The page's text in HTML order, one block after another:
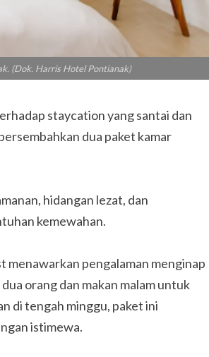
(Dok. Harris Hotel Pontianak)
staycation yang santai dan
dua paket kamar
hidangan lezat, dan
kemewahan.
menawarkan pengalaman menginap
orang dan makan malam untuk
di tengah minggu, paket ini
istimewa.